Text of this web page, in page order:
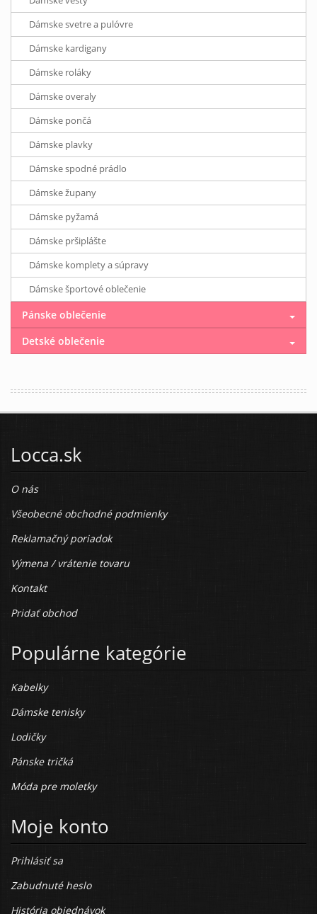
Dámske svetre a pulóvre
Dámske kardigany
Dámske roláky
Dámske overaly
Dámske pončá
Dámske plavky
Dámske spodné prádlo
Dámske župany
Dámske pyžamá
Dámske pršiplášte
Dámske komplety a súpravy
Dámske športové oblečenie
Pánske oblečenie
Detské oblečenie
Locca.sk
O nás
Všeobecné obchodné podmienky
Reklamačný poriadok
Výmena / vrátenie tovaru
Kontakt
Pridať obchod
Populárne kategórie
Kabelky
Dámske tenisky
Lodičky
Pánske tričká
Móda pre moletky
Moje konto
Prihlásiť sa
Zabudnuté heslo
História objednávok